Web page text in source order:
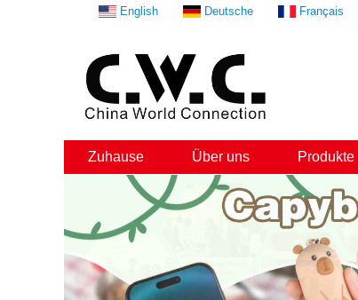
English Deutsche Français
Zuhause Über uns Produkte